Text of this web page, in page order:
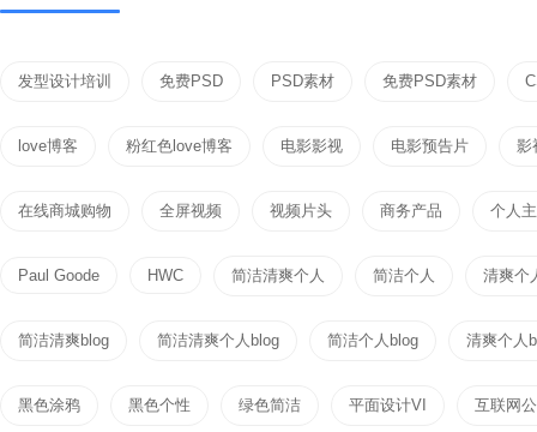
发型设计培训 免费PSD PSD素材 免费PSD素材
love博客 粉红色love博客 电影影视 电影预告片 影
在线商城购物 全屏视频 视频片头 商务产品 个人
Paul Goode HWC 简洁清爽个人 简洁个人 清爽个
简洁清爽blog 简洁清爽个人blog 简洁个人blog 清爽个人
黑色涂鸦 黑色个性 绿色简洁 平面设计VI 互联网